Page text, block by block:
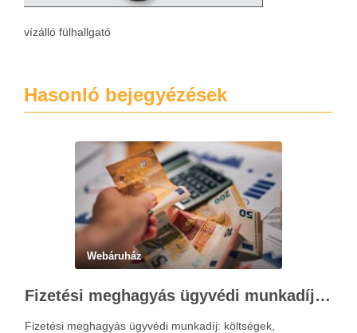
vízálló fülhallgató
Hasonló bejegyézések
Webáruház
Fizetési meghagyás ügyvédi munkadíja: teljes költségvetési útmutató
Fizetési meghagyás ügyvédi munkadíj: költségek,